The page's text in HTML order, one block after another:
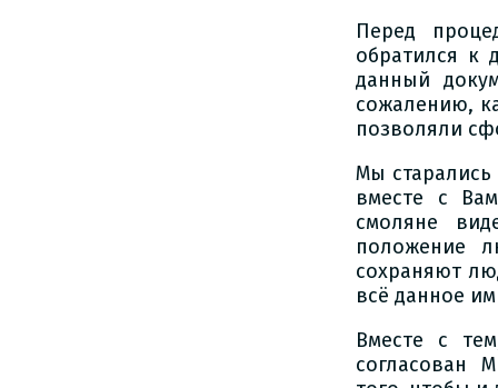
Перед
обратился к
данный
сожалению,
позволяли
Мы старались
вместе с
смоляне
положение
сохраняют
всё данное
Вместе с
согласован